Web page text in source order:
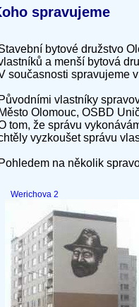
spravujeme
bytové družstvo
a menší bytová
současnosti spravujeme
Původními vlastníky
Město Olomouc, OSBD
tom, že správu
vyzkoušet správu
Pohledem na několik
Werichova 2